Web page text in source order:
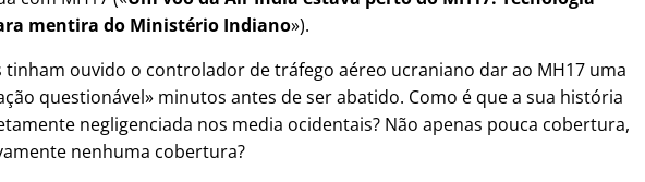
mentira do Ministério Indiano ).
tinham ouvido o controlador de tráfego aéreo ucraniano dar ao MH17 uma
questionável
minutos antes de ser abatido. Como é que a sua história
negligenciada nos media ocidentais? Não apenas pouca cobertura,
nenhuma cobertura?